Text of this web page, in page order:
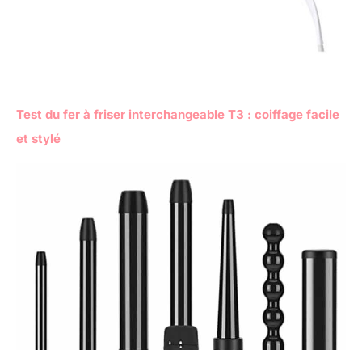
Test du fer à friser interchangeable T3 : coiffage facile
et stylé